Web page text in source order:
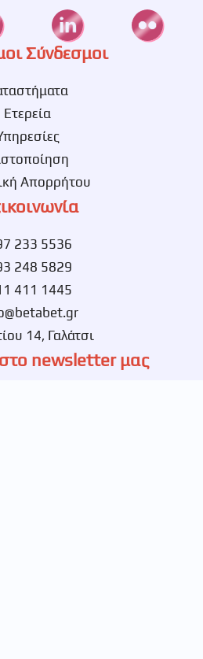
Σύνδεσμοι
Ετερεία
Απορρήτου
233 5536
248 5829
411 1445
14, Γαλάτσι
newsletter μας